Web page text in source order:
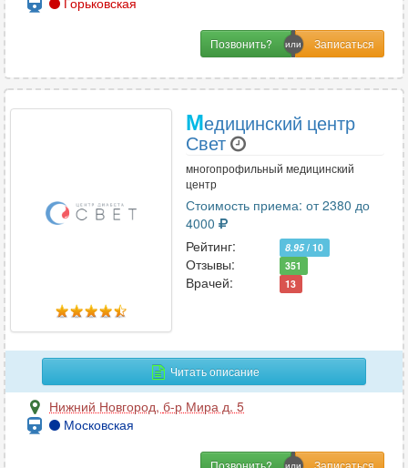
Позвонить?
Медицинский центр
Свет
многопрофильный медицинский
центр
Стоимость приема: от 2380 до
4000
Рейтинг:
8.95/ 10
Отзывы: 351
Врачей: 13
Читать описание
Нижний Новгород, б-р Мира д. 5
Московская
Позвонить?